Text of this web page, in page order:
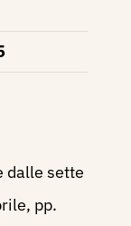
dalle sette
pp.